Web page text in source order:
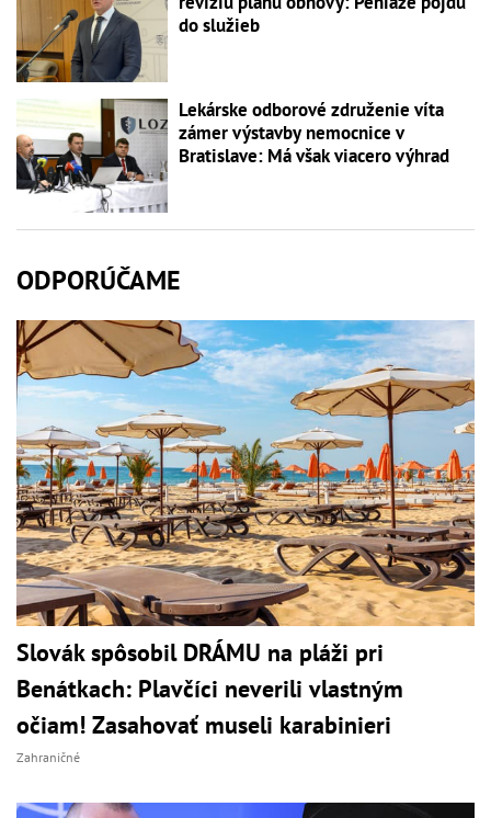
do služieb
Lekárske odborové združenie víta
zámer výstavby nemocnice v
Bratislave: Má však viacero výhrad
ODPORÚČAME
Slovák spôsobil DRÁMU na pláži pri
Benátkach: Plavčíci neverili vlastným
očiam! Zasahovať museli karabinieri
Zahraničné